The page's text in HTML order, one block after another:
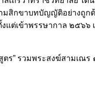
มสิกขาบทบัญญัติอย่างถู
งแต่เข้าพรรษากาล ๒๕
ร” รวมพระสงฆ์สามเณ